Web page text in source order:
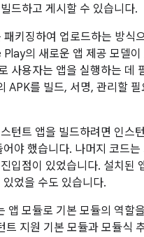
드하고 게시할 수 있습니다.
키징하여 업로드하는 방식
의 새로운 앱 제공 모델
사용자는 앱을 실행하는 데
APK를 빌드, 서명, 관리할
턴트 앱을 빌드하려면 인스
야 했습니다. 나머지 코드
입점이 있었습니다. 설치된
었을 수도 있습니다.
모듈로 기본 모듈의 역할
지원 기본 모듈과 모듈식